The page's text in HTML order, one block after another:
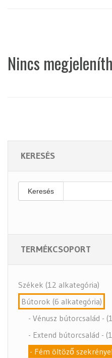
Nincs
KERESÉS
Keresés
TERMÉKCSOPORT
Székek (12 alkategória)
Bútorok (6 alkategória)
- Vénusz bútorcsalád -
- Extend bútorcsalád -
- Fém öltöző